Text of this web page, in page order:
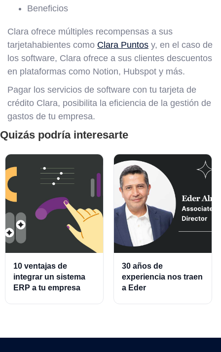
Beneficios
Clara ofrece múltiples recompensas a sus
tarjetahabientes como Clara Puntos y, en el caso de
los software, Clara ofrece a sus clientes descuentos
en plataformas como Notion, Hubspot y más.
Pagar los servicios de software con tu tarjeta de
crédito Clara, posibilita la eficiencia de la gestión de
gastos de tu empresa.
Quizás podría interesarte
10 ventajas de
integrar un sistema
ERP a tu empresa
30 años de
experiencia nos traen
a Eder